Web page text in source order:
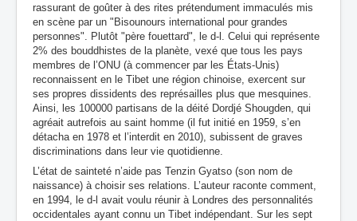
rassurant de goûter à des rites prétendument immaculés mis
en scène par un "Bisounours international pour grandes
personnes". Plutôt "père fouettard", le d-l. Celui qui représente
2% des bouddhistes de la planète, vexé que tous les pays
membres de l’ONU (à commencer par les États-Unis)
reconnaissent en le Tibet une région chinoise, exercent sur
ses propres dissidents des représailles plus que mesquines.
Ainsi, les 100000 partisans de la déité Dordjé Shougden, qui
agréait autrefois au saint homme (il fut initié en 1959, s’en
détacha en 1978 et l’interdit en 2010), subissent de graves
discriminations dans leur vie quotidienne.
L’état de sainteté n’aide pas Tenzin Gyatso (son nom de
naissance) à choisir ses relations. L’auteur raconte comment,
en 1994, le d-l avait voulu réunir à Londres des personnalités
occidentales ayant connu un Tibet indépendant. Sur les sept